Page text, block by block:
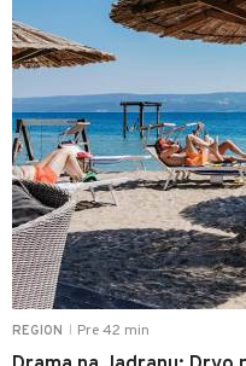
REGION Pre 42 min